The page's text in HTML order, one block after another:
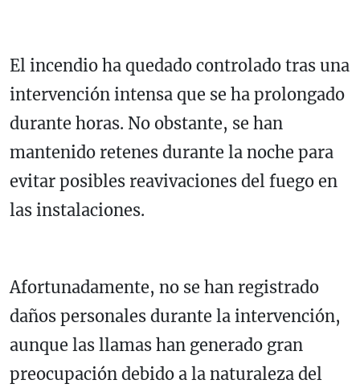
El incendio ha quedado controlado tras una
intervención intensa que se ha prolongado
durante horas. No obstante, se han
mantenido retenes durante la noche para
evitar posibles reavivaciones del fuego en
las instalaciones.
Afortunadamente, no se han registrado
daños personales durante la intervención,
aunque las llamas han generado gran
preocupación debido a la naturaleza del